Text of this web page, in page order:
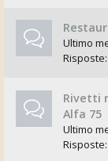
Ultimo
Risposte:
Rivetti
Alfa 75
Ultimo
Risposte: